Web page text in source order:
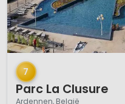
1 / 12
7
Parc La Clusure
Ardennen, België